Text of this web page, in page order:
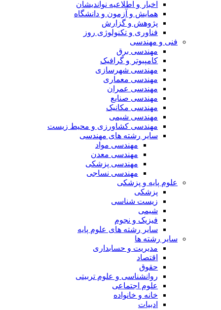
اخبار و اطلاعیه نواندیشان
همایش و آزمون و دانشگاه
پژوهش و گزارش
فناوری و تکنولوژی روز
فنی و مهندسی
مهندسی برق
کامپیوتر و گرافیک
مهندسی شهرسازی
مهندسی معماری
مهندسی عمران
مهندسی صنایع
مهندسی مکانیک
مهندسی شیمی
مهندسی کشاورزی و محیط زیست
سایر رشته های مهندسی
مهندسی مواد
مهندسی معدن
مهندسی پزشکی
مهندسی نساجی
علوم پایه و پزشکی
پزشکی
زیست شناسی
شیمی
فیزیک و نجوم
سایر رشته های علوم پایه
سایر رشته ها
مدیریت و حسابداری
اقتصاد
حقوق
روانشناسی و علوم تربیتی
علوم اجتماعی
خانه و خانواده
ادبیات